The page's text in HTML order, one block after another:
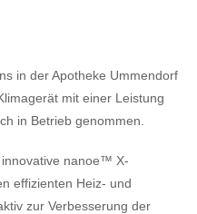
in der Apotheke Ummendorf
mit einer Leistung
in Betrieb genommen.
nanoe™ X-
effizienten Heiz- und
zur Verbesserung der